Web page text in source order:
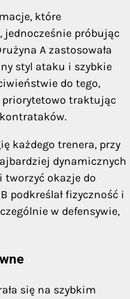
które
jednocześnie próbując
A zastosowała
styl ataku i szybkie
do tego,
priorytetowo traktując
każdego trenera, przy
dynamicznych
tworzyć okazje do
podkreślał fizyczność i
w defensywie,
się na szybkim